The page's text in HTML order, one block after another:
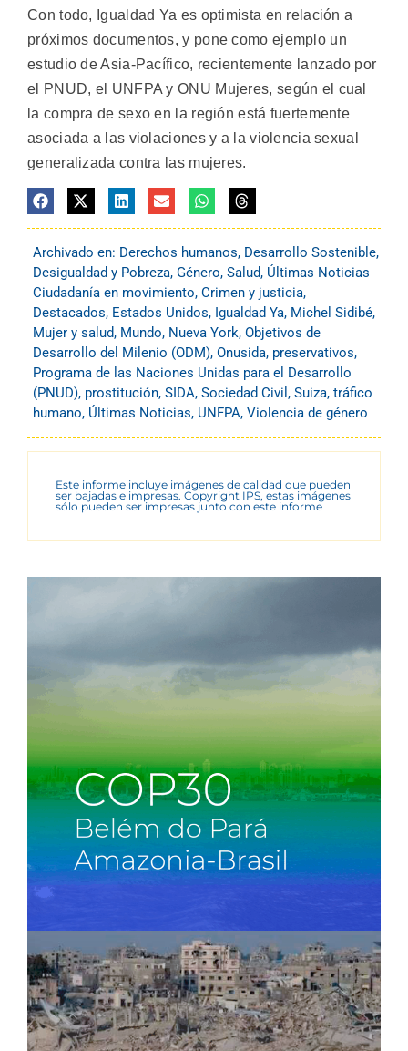
Con todo, Igualdad Ya es optimista en relación a
próximos documentos, y pone como ejemplo un
estudio de Asia-Pacífico, recientemente lanzado por
el PNUD, el UNFPA y ONU Mujeres, según el cual
la compra de sexo en la región está fuertemente
asociada a las violaciones y a la violencia sexual
generalizada contra las mujeres.
Archivado en: Derechos humanos, Desarrollo Sostenible,
Desigualdad y Pobreza, Género, Salud, Últimas Noticias
Ciudadanía en movimiento, Crimen y justicia,
Destacados, Estados Unidos, Igualdad Ya, Michel Sidibé,
Mujer y salud, Mundo, Nueva York, Objetivos de
Desarrollo del Milenio (ODM), Onusida, preservativos,
Programa de las Naciones Unidas para el Desarrollo
(PNUD), prostitución, SIDA, Sociedad Civil , Suiza, tráfico
humano, Últimas Noticias, UNFPA, Violencia de género
Este informe incluye imágenes de calidad que pueden
ser bajadas e impresas. Copyright IPS, estas imágenes
sólo pueden ser impresas junto con este informe